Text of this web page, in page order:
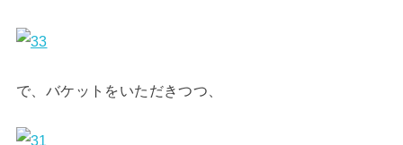
で、バケットをいただきつつ、